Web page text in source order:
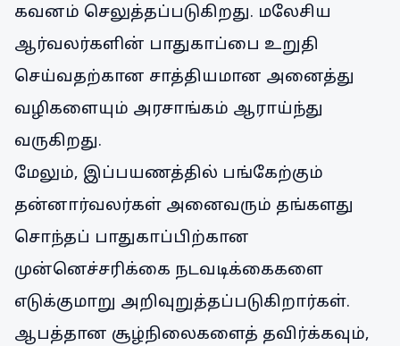
கவனம் செலுத்தப்படுகிறது. மலேசிய
ஆர்வலர்களின் பாதுகாப்பை உறுதி
செய்வதற்கான சாத்தியமான அனைத்து
வழிகளையும் அரசாங்கம் ஆராய்ந்து
வருகிறது.
மேலும், இப்பயணத்தில் பங்கேற்கும்
தன்னார்வலர்கள் அனைவரும் தங்களது
சொந்தப் பாதுகாப்பிற்கான
முன்னெச்சரிக்கை நடவடிக்கைகளை
எடுக்குமாறு அறிவுறுத்தப்படுகிறார்கள்.
ஆபத்தான சூழ்நிலைகளைத் தவிர்க்கவும்,